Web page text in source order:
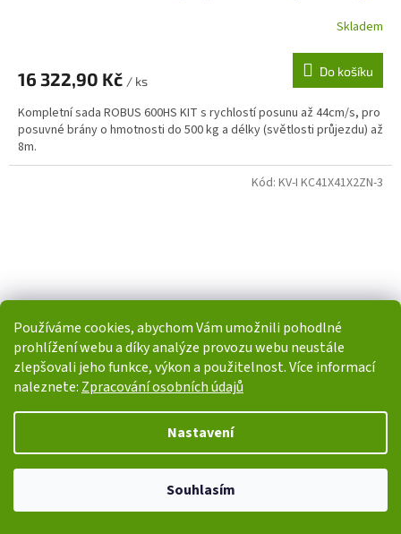
Používáme cookies, abychom Vám umožnili pohodlné
prohlížení webu a díky analýze provozu webu neustále
zlepšovali jeho funkce, výkon a použitelnost. Více informací
naleznete: Zpracování osobních údajů
Nastavení
Souhlasím
Skladem
16 322,90 Kč / ks
Do košíku
Kompletní sada ROBUS 600HS KIT s rychlostí posunu až 44cm/s, pro
posuvné brány o hmotnosti do 500 kg a délky (světlosti průjezdu) až
8m.
Pozinkovaný děrovaný C profil, 41x41x2mm, délka 3m
Kód: KV-I KC41X41X2ZN-3